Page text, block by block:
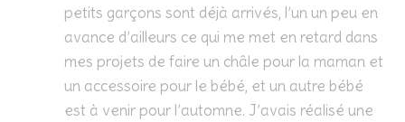
petits garçons sont déjà arrivés, l’un un peu en
avance d’ailleurs ce qui me met en retard dans
mes projets de faire un châle pour la maman et
un accessoire pour le bébé, et un autre bébé
est à venir pour l’automne. J’avais réalisé une